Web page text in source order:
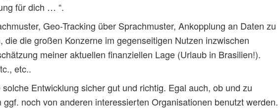
für dich … “.
Geo-Tracking über Sprachmuster, Ankopplung an Daten zu
die die großen Konzerne im gegenseitigen Nutzen inzwischen
meiner aktuellen finanziellen Lage (Urlaub in Brasilien!).
etc..
Entwicklung sicher gut und richtig. Egal auch, ob und zu
noch von anderen interessierten Organisationen benutzt werden.